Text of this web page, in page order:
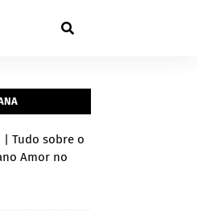
| Tudo sobre o
Amor no